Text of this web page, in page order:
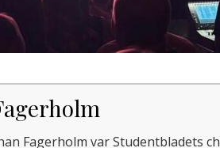
Fagerholm var Studentbladets